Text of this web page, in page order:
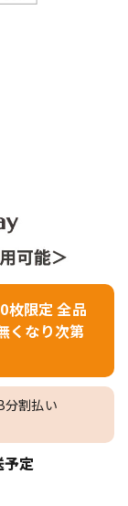
枚限定 全品
くなり次第
分割払い
定